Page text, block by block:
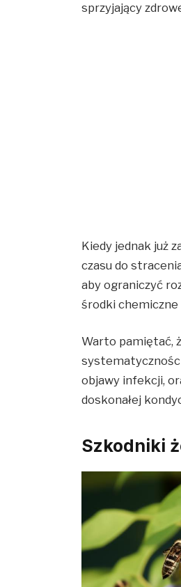
sprzyjający
Kiedy jednak już
czasu do
aby ograniczyć
środki chemiczne
Warto pamiętać,
objawy infekcji,
doskonałej
Szkodniki